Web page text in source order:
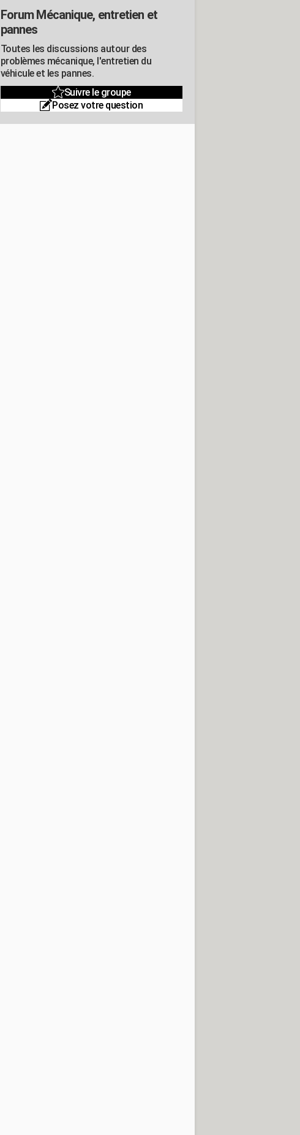
Forum Mécanique, entretien et
pannes
Toutes les discussions autour des
problèmes mécanique, l'entretien du
véhicule et les pannes.
Suivre le groupe
Posez votre question